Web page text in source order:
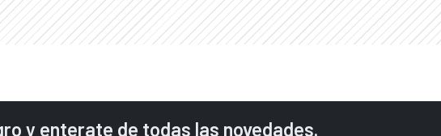
y enterate de todas las novedades.